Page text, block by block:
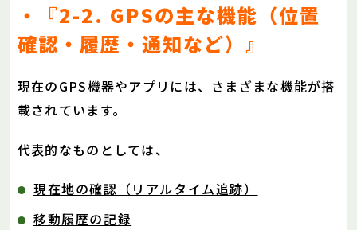
・『2-2. GPSの主な機能（位置
確認・履歴・通知など）』
現在のGPS機器やアプリには、さまざまな機能が搭
載されています。
代表的なものとしては、
現在地の確認（リアルタイム追跡）
移動履歴の記録